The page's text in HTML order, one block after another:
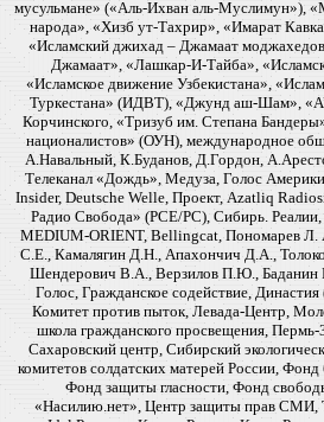
мусульмане» («Аль-Ихван аль-Муслимун»),
народа», «Хизб ут-Тахрир», «Имарат
«Исламский джихад – Джамаат
Джамаат», «Лашкар-И-Тайба»,
«Исламское движение Узбекистана»,
Туркестана» (ИДВТ), «Джунд аш-Шам»,
Корчинского, «Тризуб им. Степана
националистов» (ОУН), международное
А.Навальный, К.Буданов, Д.Гордон,
Телеканал «Дождь», Медуза, Голос
Insider, Deutsche Welle, Проект, Azatliq
Радио Свобода» (PCE/PC), Сибирь.
MEDIUM-ORIENT, Bellingcat, Пономарев Л.
С.Е., Камалягин Д.Н., Апахончич Д.А.,
Шендерович В.А., Верзилов П.Ю., Баданин
Голос, Гражданское содействие,
Комитет против пыток, Левада-Центр,
школа гражданского просвещения,
Сахаровский центр, Сибирский
комитетов солдатских матерей России,
Фонд защиты гласности, Фонд
«Насилию.нет», Центр защиты прав СМИ,